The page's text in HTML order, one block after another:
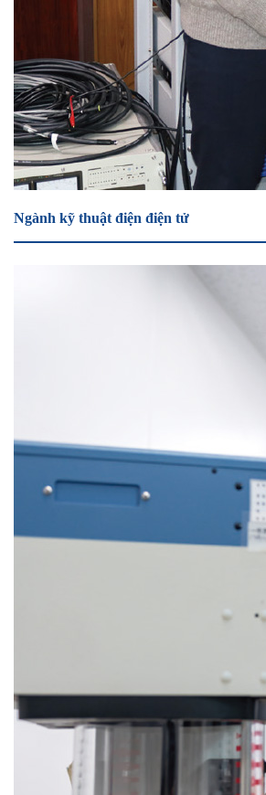
Ngành kỹ thuật điện điện tử